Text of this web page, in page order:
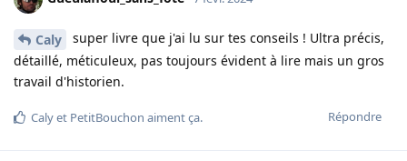
Caly
super livre que j'ai lu sur tes conseils ! Ultra précis,
détaillé, méticuleux, pas toujours évident à lire mais un gros
travail d'historien.
Répondre
Calyet PetitBouchon aiment ça.